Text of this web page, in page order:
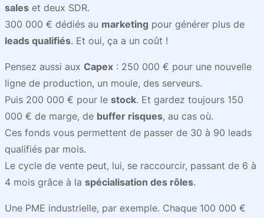
sales et deux SDR.
300 000 € dédiés au marketing pour générer plus de
leads qualifiés. Et oui, ça a un coût !
Pensez aussi aux Capex : 250 000 € pour une nouvelle
ligne de production, un moule, des serveurs.
Puis 200 000 € pour le stock. Et gardez toujours 150
000 € de marge, de buffer risques, au cas où.
Ces fonds vous permettent de passer de 30 à 90 leads
qualifiés par mois.
Le cycle de vente peut, lui, se raccourcir, passant de 6 à
4 mois grâce à la spécialisation des rôles.
Une PME industrielle, par exemple. Chaque 100 000 €